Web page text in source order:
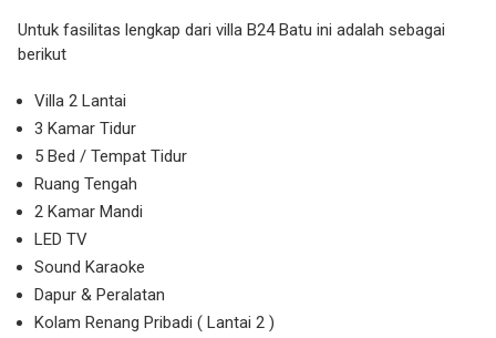
Untuk fasilitas lengkap dari villa B24 Batu ini adalah sebagai
berikut
Villa 2 Lantai
3 Kamar Tidur
5 Bed / Tempat Tidur
Ruang Tengah
2 Kamar Mandi
LED TV
Sound Karaoke
Dapur & Peralatan
Kolam Renang Pribadi ( Lantai 2 )